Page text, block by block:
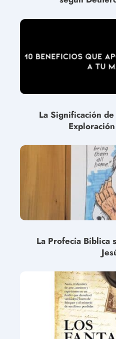
La Significación
La Profecía Bíblica